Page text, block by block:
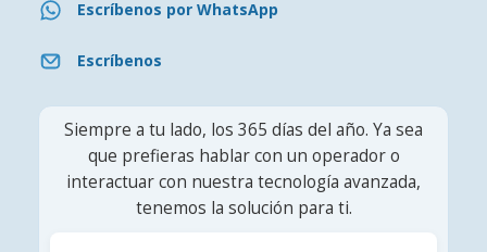
Escríbenos por WhatsApp
Escríbenos
Siempre a tu lado, los 365 días del año. Ya sea
que prefieras hablar con un operador o
interactuar con nuestra tecnología avanzada,
tenemos la solución para ti.